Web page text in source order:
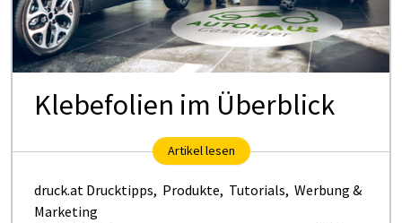
Klebefolien im Überblick
Artikel lesen
druck.at Drucktipps, Produkte, Tutorials, Werbung &
Marketing